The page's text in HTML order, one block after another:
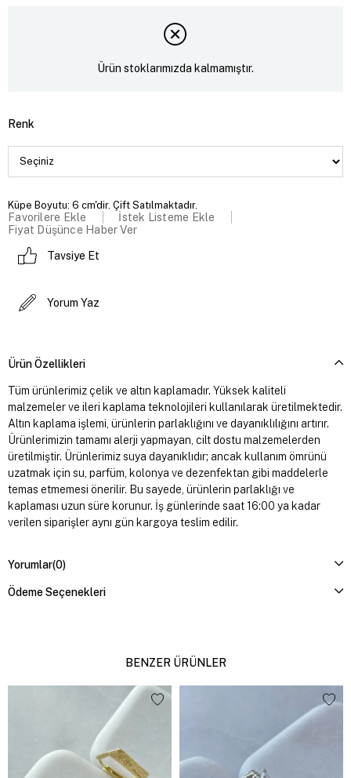
Ürün stoklarımızda kalmamıştır.
Renk
Küpe Boyutu: 6 cm'dir. Çift Satılmaktadır.
Favorilere Ekle
İstek Listeme Ekle
Fiyat Düşünce Haber Ver
Tavsiye Et
Yorum Yaz
Ürün Özellikleri
Tüm ürünlerimiz çelik ve altın kaplamadır. Yüksek kaliteli
malzemeler ve ileri kaplama teknolojileri kullanılarak üretilmektedir.
Altın kaplama işlemi, ürünlerin parlaklığını ve dayanıklılığını artırır.
Ürünlerimizin tamamı alerji yapmayan, cilt dostu malzemelerden
üretilmiştir. Ürünlerimiz suya dayanıklıdır; ancak kullanım ömrünü
uzatmak için su, parfüm, kolonya ve dezenfektan gibi maddelerle
temas etmemesi önerilir. Bu sayede, ürünlerin parlaklığı ve
kaplaması uzun süre korunur. İş günlerinde saat 16:00 ya kadar
verilen siparişler aynı gün kargoya teslim edilir.
Yorumlar(0)
Ödeme Seçenekleri
BENZER ÜRÜNLER